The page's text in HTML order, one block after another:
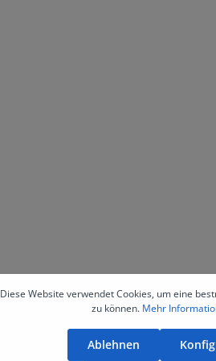
Diese Website verwendet Cookies, um eine
zu können. Mehr
Ablehnen